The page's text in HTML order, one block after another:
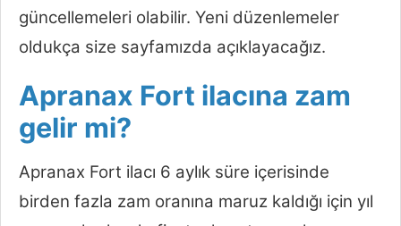
güncellemeleri olabilir. Yeni düzenlemeler
oldukça size sayfamızda açıklayacağız.
Apranax Fort ilacına zam
gelir mi?
Apranax Fort ilacı 6 aylık süre içerisinde
birden fazla zam oranına maruz kaldığı için yıl